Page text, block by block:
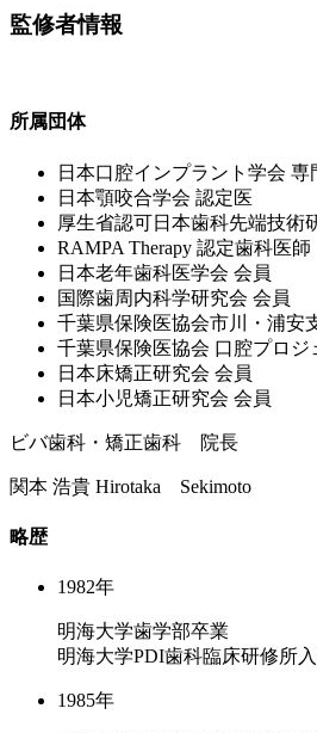
監修者情報
所属団体
⽇本⼝腔インプラント学会 専
⽇本顎咬合学会 認定医
厚⽣省認可⽇本⻭科先端技術
RAMPA Therapy 認定⻭科医師
⽇本⽼年⻭科医学会 会員
国際⻭周内科学研究会 会員
千葉県保険医協会市川・浦安
千葉県保険医協会 ⼝腔プロジ
⽇本床矯正研究会 会員
⽇本⼩児矯正研究会 会員
ビバ歯科・矯正歯科 院長
関本 浩貴 Hirotaka Sekimoto
略歴
1982年
明海大学歯学部卒業
明海大学PDI歯科臨床研修所
1985年